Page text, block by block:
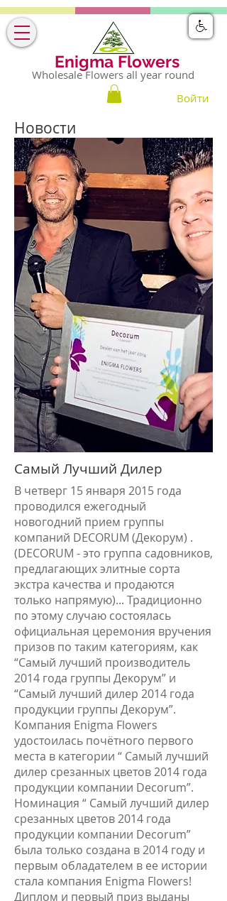
Enigma Flowers
Войти
Wholesale Flowers all year round
Новости
Самый Лучший Дилер
В четверг 15 января 2015 года
проводился ежегодный
новогодний прием группы
компаний DECORUM (Декорум) .
(DECORUM - это группа садовников,
предлагающих элитные сорта
экстра качества и продаются
только напрямую)... Традиционно
по этому случаю состоялась
официальная церемония вручения
призов по таким категориям, как
“Самый лучший производитель
2014 года группы Декорум” и
“Самый лучший дилер 2014 года
продукции группы Декорум”.
Компания Enigma Flowers
удостоилась почётного первого
места в категории “ Самый лучший
дилер срезанных цветов 2014 года
продукции компании Decorum”.
Номинация “ Самый лучший дилер
срезанных цветов 2014 года
продукции компании Decorum”
была только создана в 2014 году и
первым обладателем в ее истории
стала компания Enigma Flowers!
Диплом и первый приз выданы